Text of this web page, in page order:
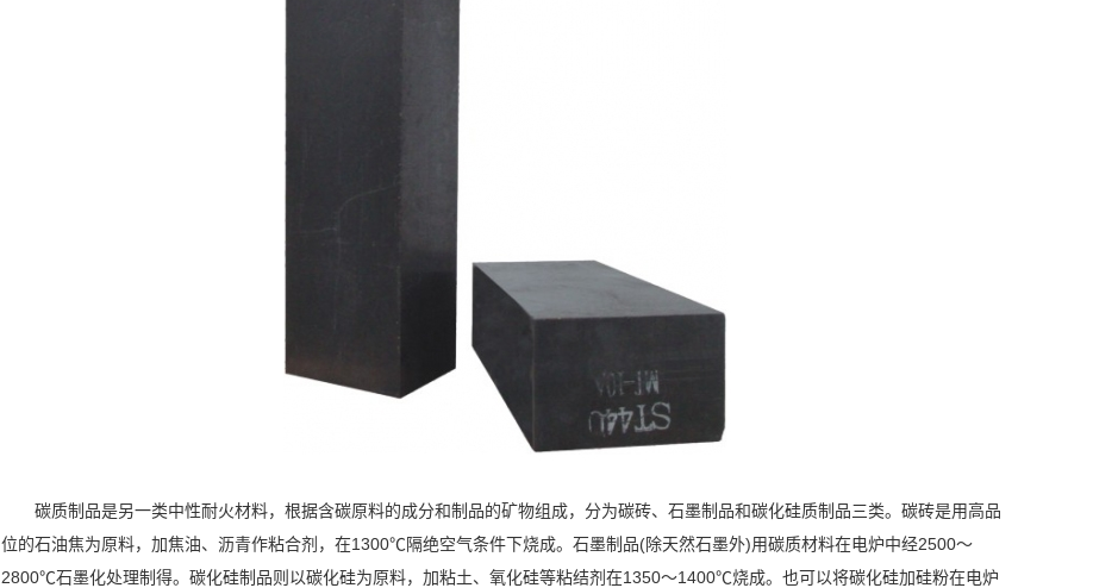
碳质制品是另一类中性耐火材料，根据含碳原料的成分和制品的矿物组成，分为碳砖、石墨制品和碳化硅质制品三类。碳砖是用高品
位的石油焦为原料，加焦油、沥青作粘合剂，在1300℃隔绝空气条件下烧成。石墨制品(除天然石墨外)用碳质材料在电炉中经2500～
2800℃石墨化处理制得。碳化硅制品则以碳化硅为原料，加粘土、氧化硅等粘结剂在1350～1400℃烧成。也可以将碳化硅加硅粉在电炉